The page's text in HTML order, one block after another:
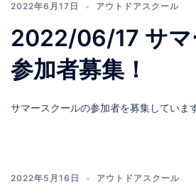
2022年6月17日 アウトドアスクール
2022/06/17 サマ
参加者募集！
サマースクールの参加者を募集してい
2022年5月16日 アウトドアスクール